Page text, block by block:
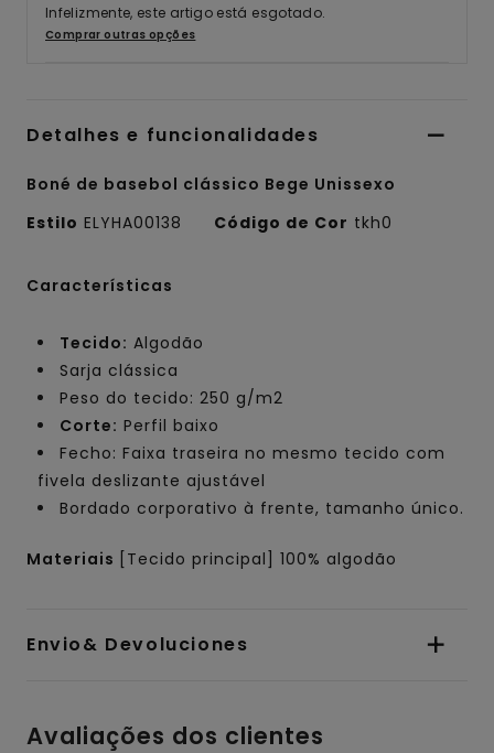
Infelizmente, este artigo está esgotado.
Comprar outras opções
Detalhes e funcionalidades
Boné de basebol clássico Bege Unissexo
Estilo ELYHA00138 Código de Cor tkh0
Características
Tecido: Algodão
Sarja clássica
Peso do tecido: 250 g/m2
Corte: Perfil baixo
Fecho: Faixa traseira no mesmo tecido com
fivela deslizante ajustável
Bordado corporativo à frente, tamanho único.
Materiais [Tecido principal] 100% algodão
Envio& Devoluciones
Avaliações dos clientes